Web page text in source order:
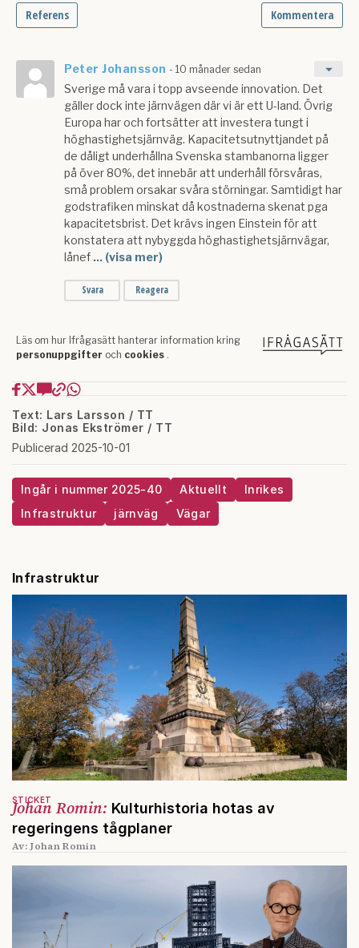
Text: Lars Larsson / TT
Bild: Jonas Ekströmer / TT
Publicerad 2025-10-01
Ingår i nummer 2025-40 Aktuellt
Inrikes
Infrastruktur
järnväg Vägar
Infrastruktur
Johan Romin: Kulturhistoria hotas av
regeringens tågplaner
STICKET
Av: Johan Romin